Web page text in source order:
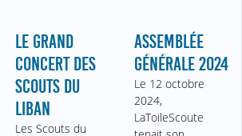
LE GRAND
CONCERT DES
SCOUTS DU
LIBAN
Les Scouts du
ASSEMBLÉE
GÉNÉRALE 2024
Le 12 octobre
2024,
LaToileScoute